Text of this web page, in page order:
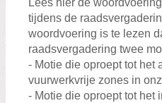
Lees hier de
tijdens de
woordvoering is te lezen
raadsvergadering twee
- Motie die oproept tot het
vuurwerkvrije zones in
- Motie die oproept tot het